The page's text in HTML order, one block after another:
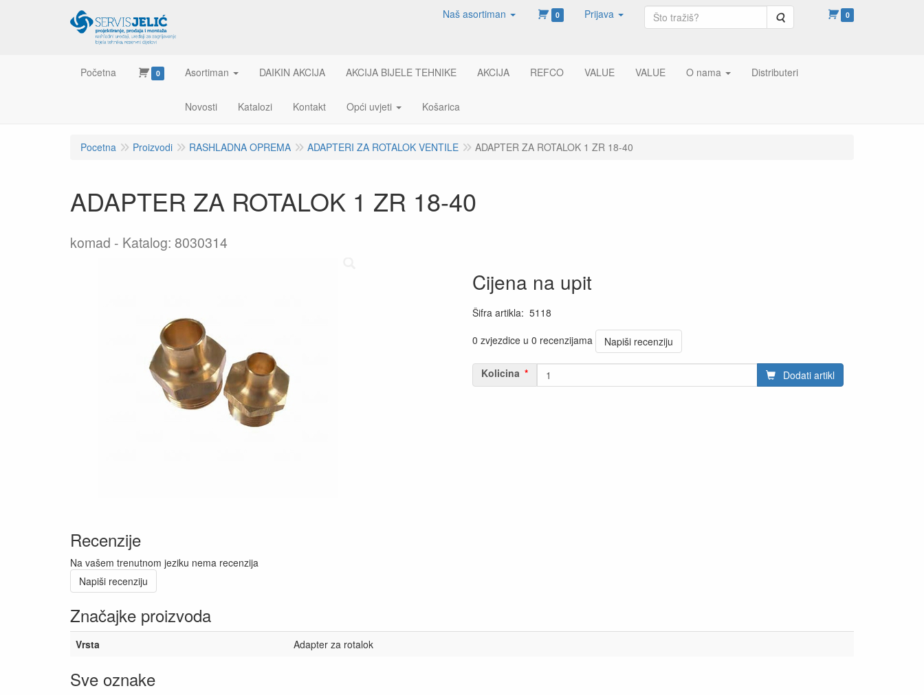
Naš asortiman 0 Prijava Pretraga 0
Početna 0 Asortiman DAIKIN AKCIJA AKCIJA BIJELE TEHNIKE AKCIJA REFCO VALUE VALUE O nama Distributeri
Novosti Katalozi Kontakt Opći uvjeti Košarica
Pocetna Proizvodi RASHLADNA OPREMA ADAPTERI ZA ROTALOK VENTILE ADAPTER ZA ROTALOK 1 ZR 18-40
ADAPTER ZA ROTALOK 1 ZR 18-40
komad Katalog: 8030314
Cijena na upit
Šifra artikla: 5118
0 zvjezdice u 0 recenzijama
Napiši recenziju
Kolicina Dodati artikl
Recenzije
Na vašem trenutnom jeziku nema recenzija
Napiši recenziju
Značajke proizvoda
Vrsta Adapter za rotalok
Sve oznake